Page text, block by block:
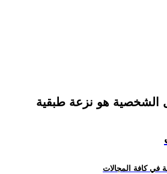
الشخصية هو نزعة طبقية
في كافة المجالات